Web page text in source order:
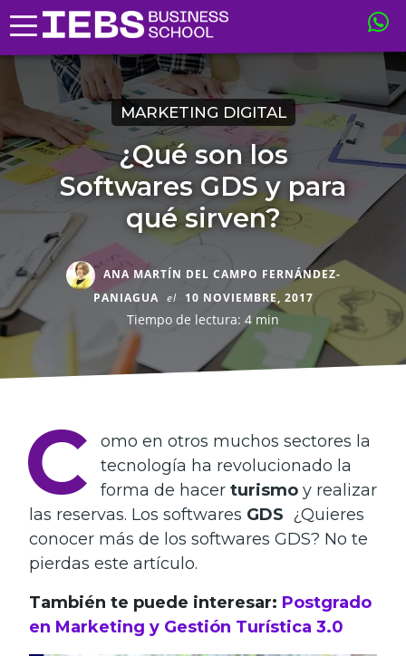
MARKETING DIGITAL
¿Qué son los
Softwares GDS y para
qué sirven?
ANA MARTÍN DEL CAMPO FERNÁNDEZ-
PANIAGUA el 10 NOVIEMBRE, 2017
Tiempo de lectura: 4 min
C
omo en otros muchos sectores la
tecnología ha revolucionado la
forma de hacer turismo y realizar
las reservas. Los softwares GDS ¿Quieres
conocer más de los softwares GDS? No te
pierdas este artículo.
También te puede interesar: Postgrado
en Marketing y Gestión Turística 3.0